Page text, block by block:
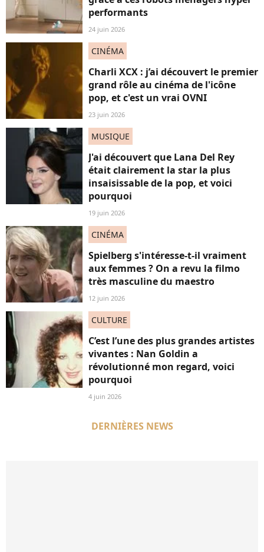
performants
24 juin 2026
CINÉMA
Charli XCX : j’ai découvert le premier
grand rôle au cinéma de l'icône
pop, et c'est un vrai OVNI
23 juin 2026
MUSIQUE
J'ai découvert que Lana Del Rey
était clairement la star la plus
insaisissable de la pop, et voici
pourquoi
19 juin 2026
CINÉMA
Spielberg s'intéresse-t-il vraiment
aux femmes ? On a revu la filmo
très masculine du maestro
12 juin 2026
CULTURE
C’est l’une des plus grandes artistes
vivantes : Nan Goldin a
révolutionné mon regard, voici
pourquoi
4 juin 2026
DERNIÈRES NEWS